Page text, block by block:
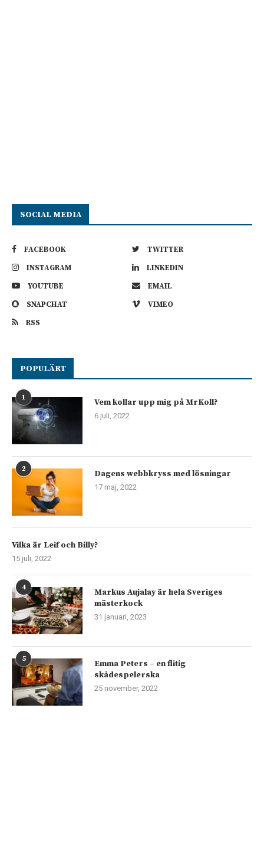
SOCIAL MEDIA
FACEBOOK
TWITTER
INSTAGRAM
LINKEDIN
YOUTUBE
EMAIL
SNAPCHAT
VIMEO
RSS
POPULÄRT
1 Vem kollar upp mig på MrKoll?
6 juli, 2022
2 Dagens webbkryss med lösningar
17 maj, 2022
Vilka är Leif och Billy?
15 juli, 2022
4
Markus Aujalay är hela Sveriges
mästerkock
31 januari, 2023
5
Emma Peters – en flitig
skådespelerska
25 november, 2022